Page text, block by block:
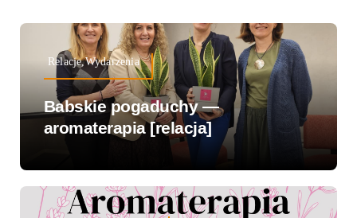
Relacje,Wydarzenia
Babskie pogaduchy —
aromaterapia [relacja]